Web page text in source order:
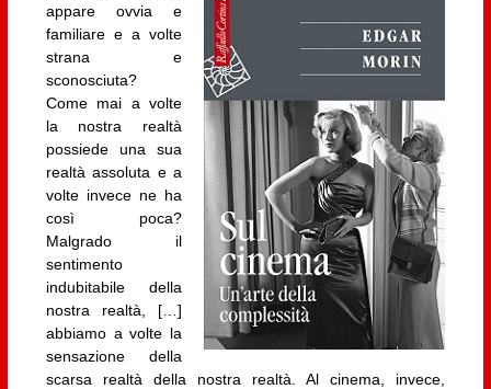
appare ovvia e
familiare e a volte
strana e
sconosciuta?
Come mai a volte
la nostra realtà
possiede una sua
realtà assoluta e a
volte invece ne ha
così poca?
Malgrado il
sentimento
indubitabile della
nostra realtà, […]
abbiamo a volte la
sensazione della
scarsa realtà della nostra realtà. Al cinema, invece,